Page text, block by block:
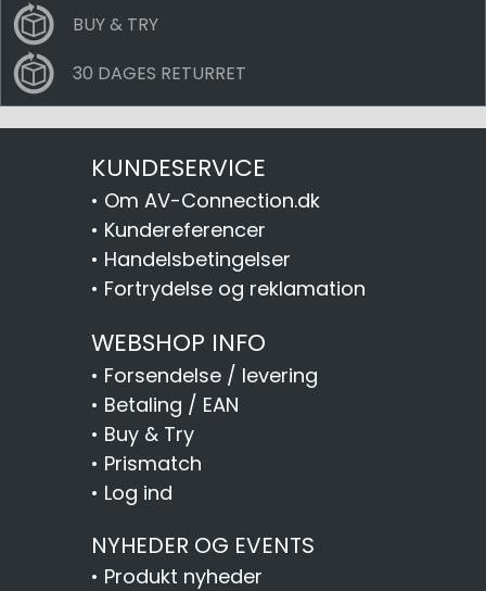
BUY & TRY
30 DAGES RETURRET
KUNDESERVICE
• Om AV-Connection.dk
• Kundereferencer
• Handelsbetingelser
• Fortrydelse og reklamation
WEBSHOP INFO
• Forsendelse / levering
• Betaling / EAN
• Buy & Try
• Prismatch
• Log ind
NYHEDER OG EVENTS
• Produkt nyheder